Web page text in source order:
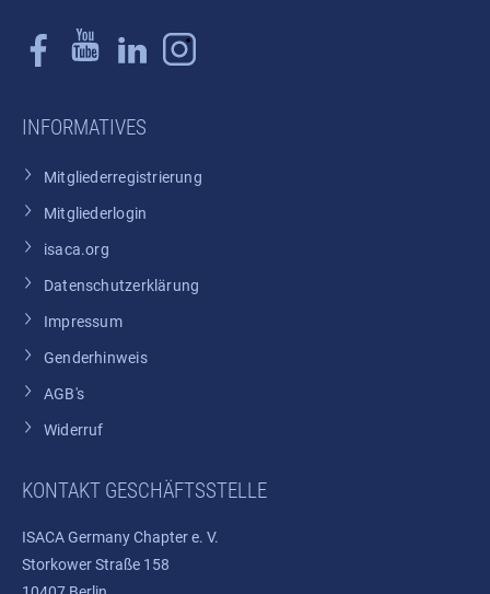
INFORMATIVES
Mitgliederregistrierung
Mitgliederlogin
isaca.org
Datenschutzerklärung
Impressum
Genderhinweis
AGB's
Widerruf
KONTAKT GESCHÄFTSSTELLE
ISACA Germany Chapter e. V.
Storkower Straße 158